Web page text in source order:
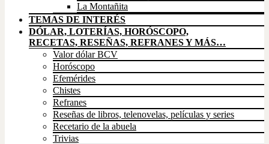
La Montañita
TEMAS DE INTERÉS
DÓLAR, LOTERÍAS, HORÓSCOPO,
RECETAS, RESEÑAS, REFRANES Y MÁS…
Valor dólar BCV
Horóscopo
Efemérides
Chistes
Refranes
Reseñas de libros, telenovelas, películas y series
Recetario de la abuela
Trivias